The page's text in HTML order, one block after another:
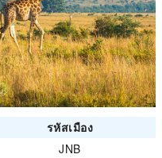
รหัสเมือง
JNB